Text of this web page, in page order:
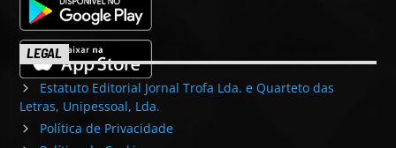
LEGAL
Estatuto Editorial Jornal Trofa Lda. e Quarteto das
Letras, Unipessoal, Lda.
Política de Privacidade